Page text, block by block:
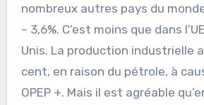
nombreux autres pays du
– 3,6%. C’est moins que dans
Unis. La production industrielle
cent, en raison du pétrole, à
OPEP +. Mais il est agréable